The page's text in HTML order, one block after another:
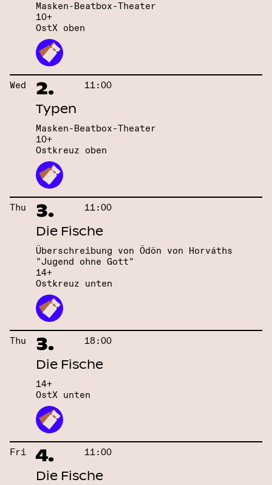
Masken-Beatbox-Theater
10+
OstX oben
Wed 2. 11:00
Typen
Masken-Beatbox-Theater
10+
Ostkreuz oben
Thu 3. 11:00
Die Fische
Überschreibung von Ödön von Horváths
"Jugend ohne Gott"
14+
Ostkreuz unten
Thu 3. 18:00
Die Fische
14+
OstX unten
Fri 4. 11:00
Die Fische